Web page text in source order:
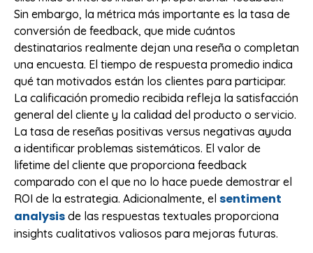
Sin embargo, la métrica más importante es la tasa de
conversión de feedback, que mide cuántos
destinatarios realmente dejan una reseña o completan
una encuesta. El tiempo de respuesta promedio indica
qué tan motivados están los clientes para participar.
La calificación promedio recibida refleja la satisfacción
general del cliente y la calidad del producto o servicio.
La tasa de reseñas positivas versus negativas ayuda
a identificar problemas sistemáticos. El valor de
lifetime del cliente que proporciona feedback
comparado con el que no lo hace puede demostrar el
ROI de la estrategia. Adicionalmente, el sentiment
analysis de las respuestas textuales proporciona
insights cualitativos valiosos para mejoras futuras.